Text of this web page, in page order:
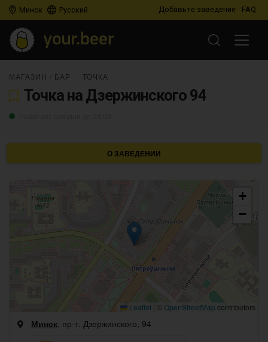
Минск Русский Добавьте заведение FAQ
МАГАЗИН БАР ТОЧКА
Точка на Дзержинского 94
О ЗАВЕДЕНИИ
+
−
Leaflet | © OpenStreetMap contributors
Минск, пр-т. Дзержинского, 94